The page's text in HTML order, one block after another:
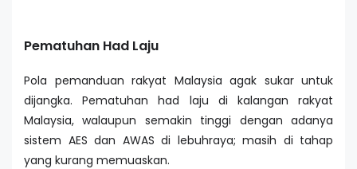
Pematuhan Had Laju
Pola pemanduan rakyat Malaysia agak sukar untuk
dijangka. Pematuhan had laju di kalangan rakyat
Malaysia, walaupun semakin tinggi dengan adanya
sistem AES dan AWAS di lebuhraya; masih di tahap
yang kurang memuaskan.